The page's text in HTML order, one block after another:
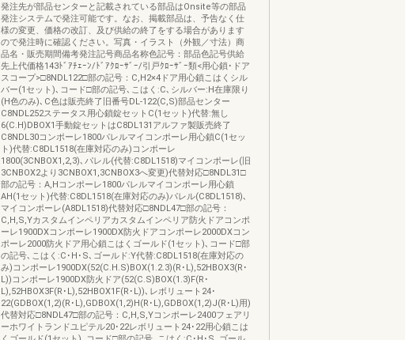
発注先が部品センターと記載されている部品はOnsite等の部品
発注システムで発注可能です。なお、掲載部品は、予告なく仕
様の変更、価格の改訂、及び供給の終了をする場合があります
ので発注時に確認ください。写真・イラスト（外観／寸法）商
品名・販売期間備考発注記号商品名称色記号：部品色記号供給
先上代価格143ﾄﾞｱﾁｪｰﾝ/ﾄﾞｱｸﾛｰｻﾞｰ/引戸ｸﾛｰｻﾞｰ類<用心鎖･ドア
スコープ>□8NDL122□部の記号：C,H2×4ドア用心鎖こはくシル
バー(1セット)､コード□部の記号､こはく:C､シルバー:H在庫限り
(H色のみ)､C色は販売終了旧番号DL-122(C,S)部品センター
C8NDL252ステータス用心鎖錠セットC(1セット)代替:無し
6(C.H)DBOX1手動錠セットはC8DL131アルファ製販売終了
C8NDL30コンポーレ1800パレルマイコンポーレ用心鎖C(1セッ
ト)代替:C8DL1518(在庫対応のみ)コンポーレ
1800(3CNBOX1,2,3)､パレル(代替:C8DL1518)マイコンポーレ(旧
3CNBOX2より3CNBOX1,3CNBOX3へ変更)代替対応□8NDL31□
部の記号：A,Hコンポーレ1800パレルマイコンポーレ用心鎖
AH(1セット)代替:C8DL1518(在庫対応のみ)パレル(C8DL1518)､
マイコンポーレ(A8DL1518)代替対応□8NDL47□部の記号：
C,H,S,Yカスタムインペリアカスタムインペリア防火ドアコンポ
ーレ1900DXコンポーレ1900DX防火ドアコンポーレ2000DXコン
ポーレ2000防火ドア用心鎖こはくゴールド(1セット)､コード□部
の記号､こはく:C･H･S､ゴールド:Y代替:C8DL1518(在庫対応の
み)コンポーレ1900DX(52(C.H.S)BOX(1.2.3)(R･L),52HBOX3(R･
L))コンポーレ1900DX防火ドア(52(C.S)BOX(1.3)F(R･
L),52HBOX3F(R･L),52HBOX1F(R･L))､レボリュート24･
22(GDBOX(1,2)(R･L),GDBOX(1,2)H(R･L),GDBOX(1,2)J(R･L)用)
代替対応□8NDL47□部の記号：C,H,S,Yコンポーレ2400フェアリ
ーホワイトランドユピテル20･22レボリュート24･22用心鎖こは